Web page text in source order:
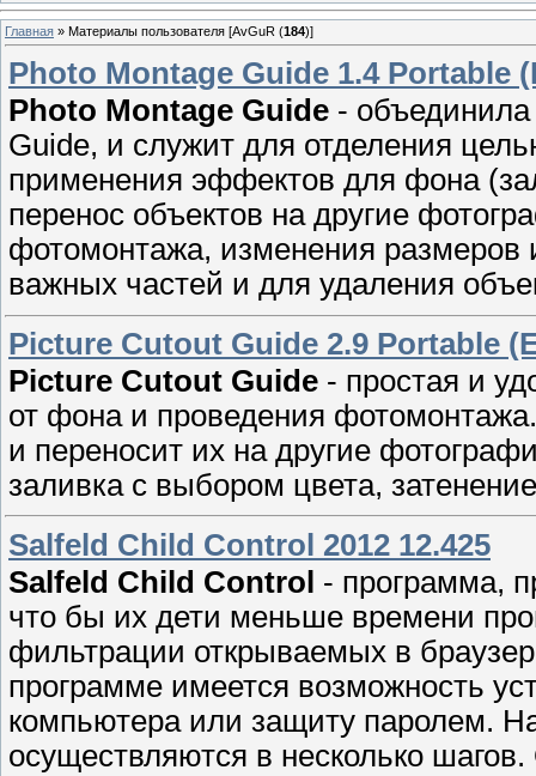
Главная » Материалы пользователя [AvGuR (184)]
Photo Montage Guide 1.4 Portable
Photo Montage Guide -
Guide, и служит для отделения
применения эффектов для фона
перенос объектов на другие
фотомонтажа, изменения
важных частей и для удаления
Picture Cutout Guide 2.9 Portable
Picture Cutout Guide - простая и
от фона и проведения
и переносит их на другие
заливка с выбором цвета,
Salfeld Child Control 2012 12.425
Salfeld Child Control - программа,
что бы их дети меньше времени
фильтрации открываемых в
программе имеется возможность
компьютера или защиту паролем.
осуществляются в несколько